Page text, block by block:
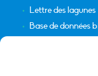
Lettre des lagunes
Base de données